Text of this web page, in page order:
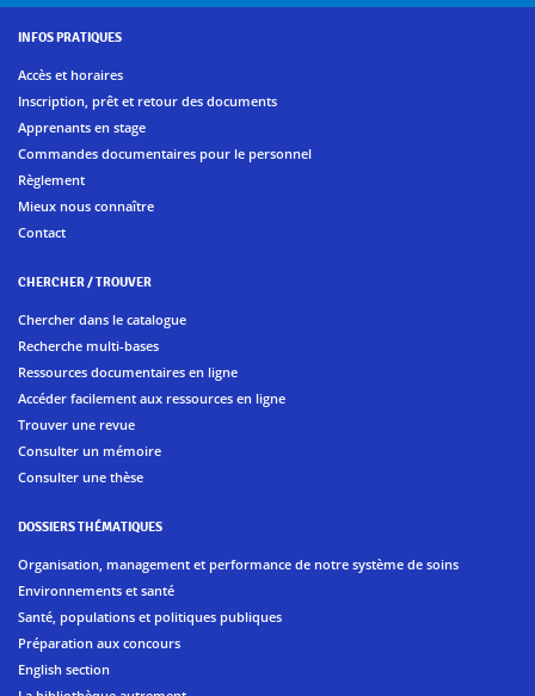
INFOS PRATIQUES
Accès et horaires
Inscription, prêt et retour des documents
Apprenants en stage
Commandes documentaires pour le personnel
Règlement
Mieux nous connaître
Contact
CHERCHER / TROUVER
Chercher dans le catalogue
Recherche multi-bases
Ressources documentaires en ligne
Accéder facilement aux ressources en ligne
Trouver une revue
Consulter un mémoire
Consulter une thèse
DOSSIERS THÉMATIQUES
Organisation, management et performance de notre système de soins
Environnements et santé
Santé, populations et politiques publiques
Préparation aux concours
English section